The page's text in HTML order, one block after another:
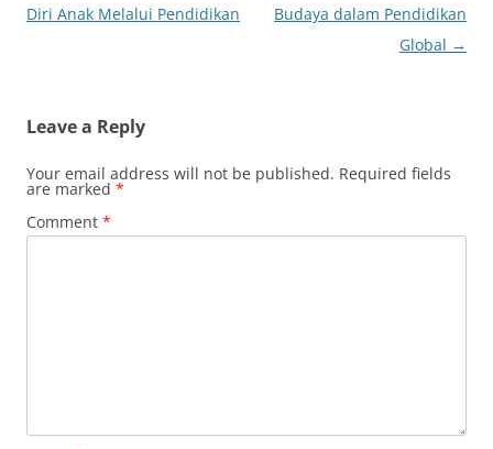
navigation
Diri Anak Melalui Pendidikan
Budaya dalam Pendidikan
Global →
Leave a Reply
Your email address will not be published. Required fields
are marked *
Comment *